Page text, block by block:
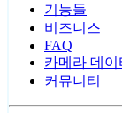
기능들
비즈니스
FAQ
카메라 데
커뮤니티